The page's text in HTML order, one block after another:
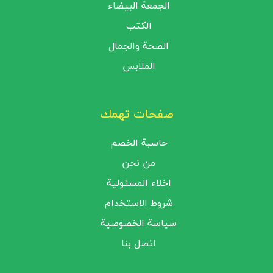
الجمعة البيضاء
الكتب
الصحة والجمال
الملابس
صفحات تهمك
حاسبة الخصم
من نحن
اخلاء المسئولية
شروط الاستخدام
سياسة الخصوصية
اتصل بنا